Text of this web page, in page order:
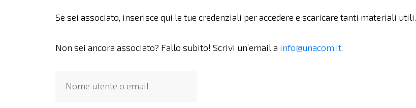
Se sei associato, inserisce qui le tue credenziali per accedere e scaricare tanti materiali utili.
Non sei ancora associato? Fallo subito! Scrivi un’email a info@unacom.it.